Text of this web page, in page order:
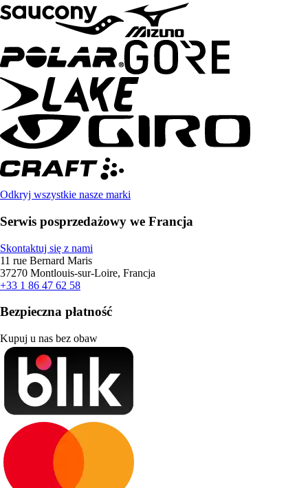
Odkryj wszystkie nasze marki
Serwis posprzedażowy we Francja
Skontaktuj się z nami
11 rue Bernard Maris
37270 Montlouis-sur-Loire, Francja
+33 1 86 47 62 58
Bezpieczna płatność
Kupuj u nas bez obaw